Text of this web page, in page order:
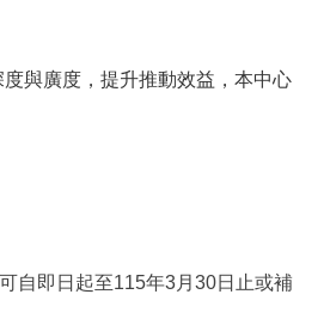
與廣度，提升推動效益，本中心
可自即日起至115年3月30日止或補